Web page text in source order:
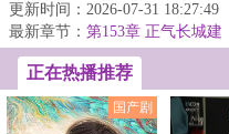
释。&lt;br/&gt;被推下悬崖的那一
刻，他笑了...
更新时间：2026-07-31 18:27:49
最新章节： 第153章 正气长城建
成，举行庆祝晚会
正在热播推荐
国产剧